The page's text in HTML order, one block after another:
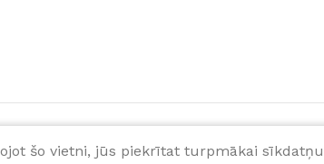
šo vietni, jūs piekrītat turpmākai sīkdatņu